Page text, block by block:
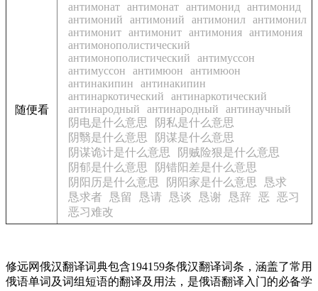
随便看
антимонат антимонат антимонид
антимонид
антимоний
антимоний антимонил
антимонил
антимонит антимонит антимония антимония
антимонополистический
антимонополистический
антимуссон
антимуссон
антимюон
антимюон
антинакипин
антинакипин
антинаркотический
антинаркотический
антинародный
антинародный
антинаучный
阴电是什么意思
阴私是什么意思
阴翳是什么意思
阴谋是什么意思
阴谋诡计是什么意思
阴贼险狠是什么意思
阴郁是什么意思
阴错阳差是什么意思
阴阳历是什么意思
阴阳家是什么意思
恳求
恳求者
恳留 恳请 恳谈 恳谢 恳辞 恶 恶习
恶习难改
修远网俄汉翻译词典包含194159条俄汉翻译词条，涵盖了常用
俄语单词及词组短语的翻译及用法，是俄语翻译入门的必备学